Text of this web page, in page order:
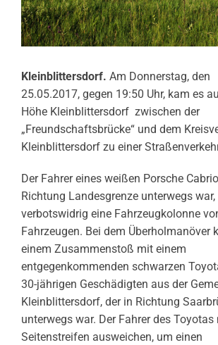
Kleinblittersdorf. Am Donnerstag, den
25.05.2017, gegen 19:50 Uhr, kam es
Höhe Kleinblittersdorf zwischen der
„Freundschaftsbrücke“ und dem
Kleinblittersdorf zu einer
Der Fahrer eines weißen Porsche
Richtung Landesgrenze unterwegs
verbotswidrig eine Fahrzeugkolonne
Fahrzeugen. Bei dem Überholmanöver
einem Zusammenstoß mit einem
entgegenkommenden schwarzen
30-jährigen Geschädigten aus der
Kleinblittersdorf, der in Richtung
unterwegs war. Der Fahrer des
Seitenstreifen ausweichen, um einen